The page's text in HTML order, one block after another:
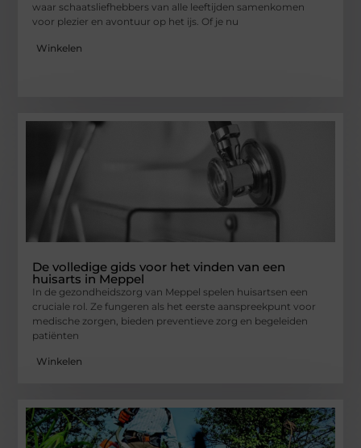
waar schaatsliefhebbers van alle leeftijden samenkomen
voor plezier en avontuur op het ijs. Of je nu
Winkelen
De volledige gids voor het vinden van een
huisarts in Meppel
In de gezondheidszorg van Meppel spelen huisartsen een
cruciale rol. Ze fungeren als het eerste aanspreekpunt voor
medische zorgen, bieden preventieve zorg en begeleiden
patiënten
Winkelen